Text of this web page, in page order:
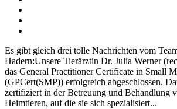
Es gibt gleich drei tolle Nachrichten vom
Hadern:Unsere Tierärztin Dr. Julia Werner
das General Practitioner Certificate in Small
(GPCert(SMP)) erfolgreich abgeschlossen.
zertifiziert in der Betreuung und Behandlung
Heimtieren, auf die sie sich spezialisiert...